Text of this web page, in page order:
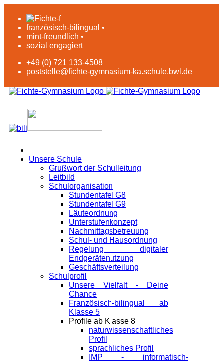
französisch-bilingual •
mint-freundlich •
sozial engagiert
+49 (0) 721 133-4508
poststelle@fichte-gymnasium-ka.schule.bwl.de
Unsere Schule
Grußwort der Schulleitung
Leitbild
Schulorganisation
Stundentafel G8
Stundentafel G9
Läuteordnung
Unterstufenkonzept
Nachmittagsbetreuung
Schul- und Hausordnung
Regelung digitaler
Endgeräte­nutzung
Geschäftsverteilung
Schulprofil
Unsere Vielfalt - Deine
Chance
Französisch-bilingual ab
Klasse 5
Profile ab Klasse 8
naturwissenschaftliches
Profil
sprachliches Profil
IMP - informatisch-